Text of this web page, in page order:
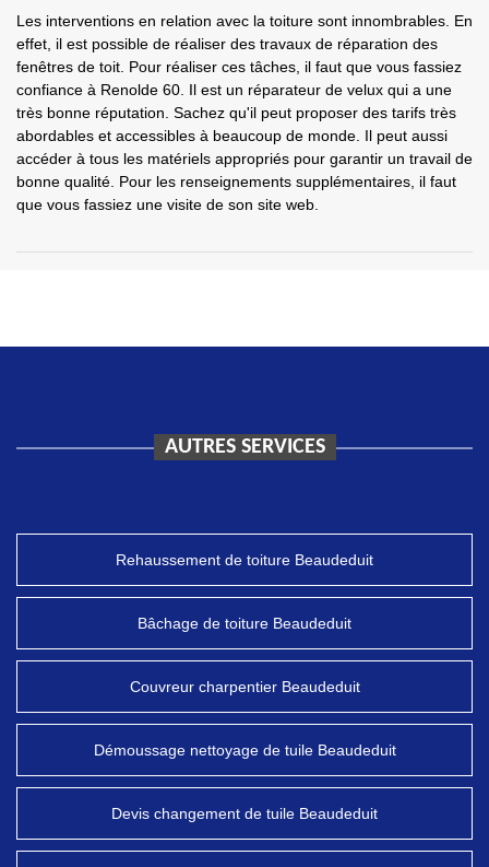
Les interventions en relation avec la toiture sont innombrables. En
effet, il est possible de réaliser des travaux de réparation des
fenêtres de toit. Pour réaliser ces tâches, il faut que vous fassiez
confiance à Renolde 60. Il est un réparateur de velux qui a une
très bonne réputation. Sachez qu'il peut proposer des tarifs très
abordables et accessibles à beaucoup de monde. Il peut aussi
accéder à tous les matériels appropriés pour garantir un travail de
bonne qualité. Pour les renseignements supplémentaires, il faut
que vous fassiez une visite de son site web.
AUTRES SERVICES
Rehaussement de toiture Beaudeduit
Bâchage de toiture Beaudeduit
Couvreur charpentier Beaudeduit
Démoussage nettoyage de tuile Beaudeduit
Devis changement de tuile Beaudeduit